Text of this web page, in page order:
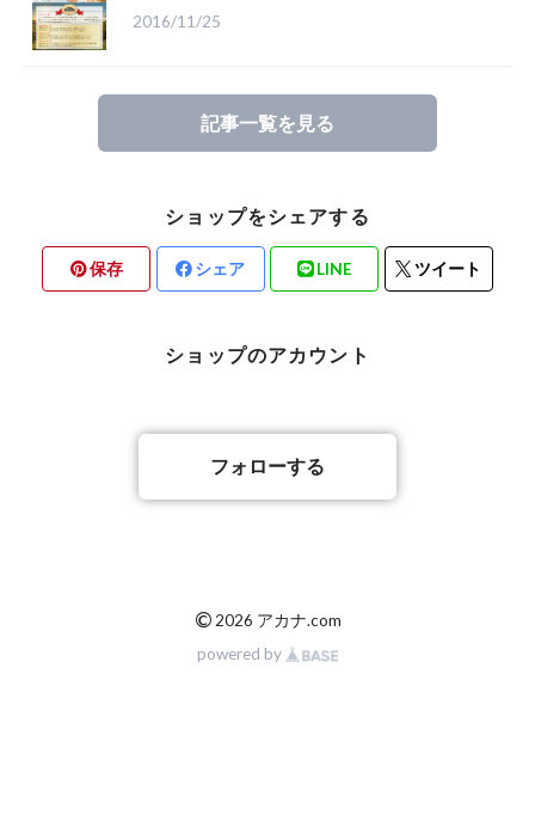
2016/11/25
記事一覧を見る
ショップをシェアする
保存 シェア LINE ツイート
ショップのアカウント
フォローする
© 2026 アカナ.com
powered by